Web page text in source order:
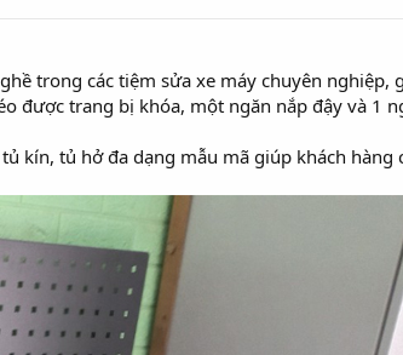
trong các tiệm sửa xe máy chuyên nghiệp,
được trang bị khóa, một ngăn nắp đậy và 1
kín, tủ hở đa dạng mẫu mã giúp khách